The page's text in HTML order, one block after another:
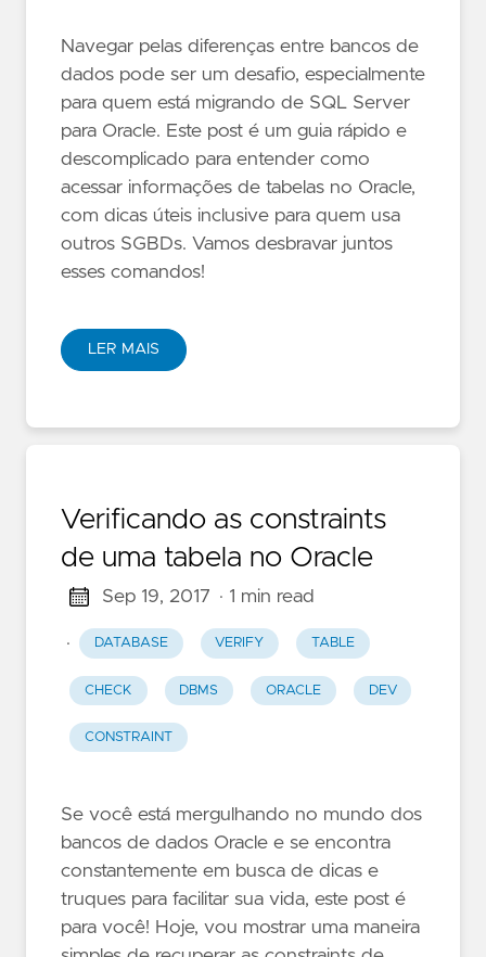
Navegar pelas diferenças entre bancos de
dados pode ser um desafio, especialmente
para quem está migrando de SQL Server
para Oracle. Este post é um guia rápido e
descomplicado para entender como
acessar informações de tabelas no Oracle,
com dicas úteis inclusive para quem usa
outros SGBDs. Vamos desbravar juntos
esses comandos!
LER MAIS
Verificando as constraints
de uma tabela no Oracle
Sep 19, 2017 · 1 min read
· DATABASE VERIFY TABLE
CHECK DBMS ORACLE DEV
CONSTRAINT
Se você está mergulhando no mundo dos
bancos de dados Oracle e se encontra
constantemente em busca de dicas e
truques para facilitar sua vida, este post é
para você! Hoje, vou mostrar uma maneira